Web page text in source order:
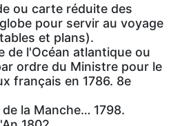
ou carte réduite des
pour servir au voyage
et plans).
de l'Océan atlantique ou
ordre du Ministre pour le
français en 1786. 8e
la Manche… 1798.